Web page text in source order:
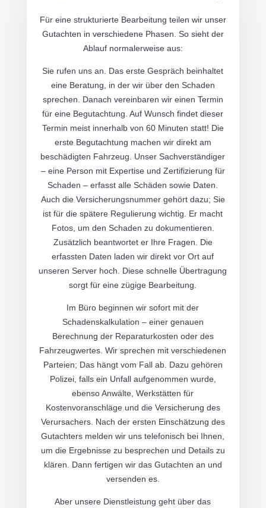
Für eine strukturierte Bearbeitung teilen wir unser
Gutachten in verschiedene Phasen. So sieht der
Ablauf normalerweise aus:
Sie rufen uns an. Das erste Gespräch beinhaltet
eine Beratung, in der wir über den Schaden
sprechen. Danach vereinbaren wir einen Termin
für eine Begutachtung. Auf Wunsch findet dieser
Termin meist innerhalb von 60 Minuten statt! Die
erste Begutachtung machen wir direkt am
beschädigten Fahrzeug. Unser Sachverständiger
– eine Person mit Expertise und Zertifizierung für
Schaden – erfasst alle Schäden sowie Daten.
Auch die Versicherungsnummer gehört dazu; Sie
ist für die spätere Regulierung wichtig. Er macht
Fotos, um den Schaden zu dokumentieren.
Zusätzlich beantwortet er Ihre Fragen. Die
erfassten Daten laden wir direkt vor Ort auf
unseren Server hoch. Diese schnelle Übertragung
sorgt für eine zügige Bearbeitung.
Im Büro beginnen wir sofort mit der
Schadenskalkulation – einer genauen
Berechnung der Reparaturkosten oder des
Fahrzeugwertes. Wir sprechen mit verschiedenen
Parteien; Das hängt vom Fall ab. Dazu gehören
Polizei, falls ein Unfall aufgenommen wurde,
ebenso Anwälte, Werkstätten für
Kostenvoranschläge und die Versicherung des
Verursachers. Nach der ersten Einschätzung des
Gutachters melden wir uns telefonisch bei Ihnen,
um die Ergebnisse zu besprechen und Details zu
klären. Dann fertigen wir das Gutachten an und
versenden es.
Aber unsere Dienstleistung geht über das